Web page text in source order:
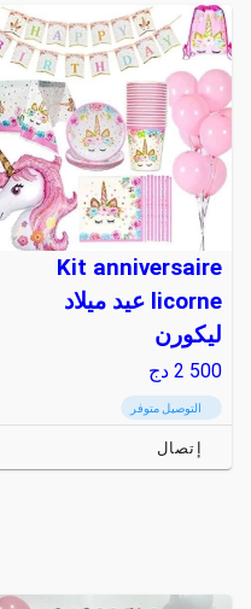
Kit anniversaire
licorne عيد ميلاد
ليكورن
2 500 دج
التوصيل متوفر
إتصال